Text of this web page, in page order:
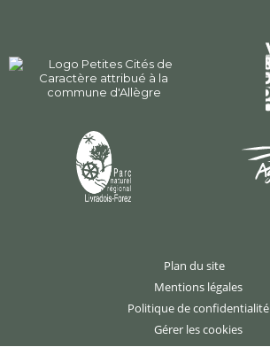
Plan du site
Mentions légales
Politique de confidentialité
Gérer les cookies